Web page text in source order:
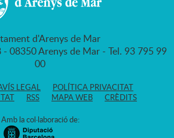
d'Arenys de Mar
- 08350 Arenys de Mar - Tel. 93 795 99
00
LEGAL
POLÍTICA PRIVACITAT
RSS MAPA WEB CRÈDITS
Amb la col·laboració de: